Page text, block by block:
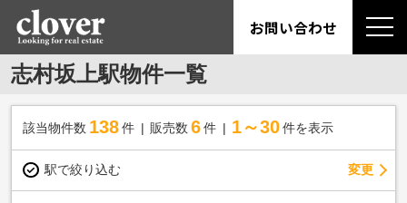
お問い合わせ
志村坂上駅物件一覧
該当物件数 138件 販売数 6 件 1～30 件を表示
駅で絞り込む 変更